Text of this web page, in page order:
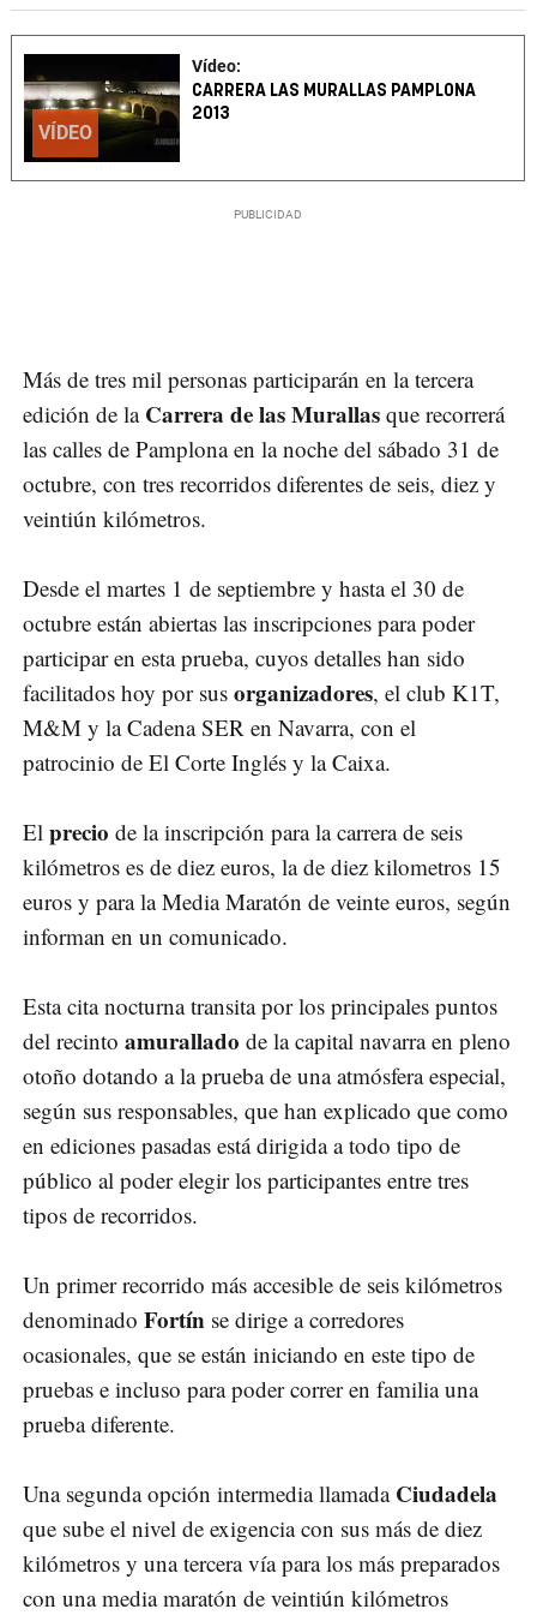
VÍDEO
Vídeo:
CARRERA LAS MURALLAS PAMPLONA
2013
Más de tres mil personas participarán en la tercera
edición de la Carrera de las Murallas que recorrerá
las calles de Pamplona en la noche del sábado 31 de
octubre, con tres recorridos diferentes de seis, diez y
veintiún kilómetros.
Desde el martes 1 de septiembre y hasta el 30 de
octubre están abiertas las inscripciones para poder
participar en esta prueba, cuyos detalles han sido
facilitados hoy por sus organizadores, el club K1T,
M&M y la Cadena SER en Navarra, con el
patrocinio de El Corte Inglés y la Caixa.
El precio de la inscripción para la carrera de seis
kilómetros es de diez euros, la de diez kilometros 15
euros y para la Media Maratón de veinte euros, según
informan en un comunicado.
Esta cita nocturna transita por los principales puntos
del recinto amurallado de la capital navarra en pleno
otoño dotando a la prueba de una atmósfera especial,
según sus responsables, que han explicado que como
en ediciones pasadas está dirigida a todo tipo de
público al poder elegir los participantes entre tres
tipos de recorridos.
Un primer recorrido más accesible de seis kilómetros
denominado Fortín se dirige a corredores
ocasionales, que se están iniciando en este tipo de
pruebas e incluso para poder correr en familia una
prueba diferente.
Una segunda opción intermedia llamada Ciudadela
que sube el nivel de exigencia con sus más de diez
kilómetros y una tercera vía para los más preparados
con una media maratón de veintiún kilómetros